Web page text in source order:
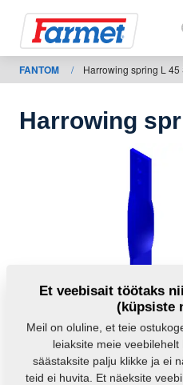
Farmeti
Allalaadimiseks
FANTOM / Harrowing spring L 45
Harrowing
Et veebisait töötaks
(küpsiste
Meil on oluline, et teie
leiaksite meie veebilehelt
säästaksite palju klikke ja ei
teid ei huvita. Et näeksite